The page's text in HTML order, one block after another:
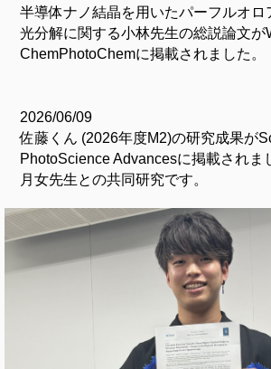
半導体ナノ結晶を用いたパーフルオロ
光分解に関する小林先生の総説論文が
ChemPhotoChemに掲載されました。
2026/06/09
佐藤くん (2026年度M2)の研究成果が
PhotoScience Advancesに掲載されま
月女先生との共同研究です。